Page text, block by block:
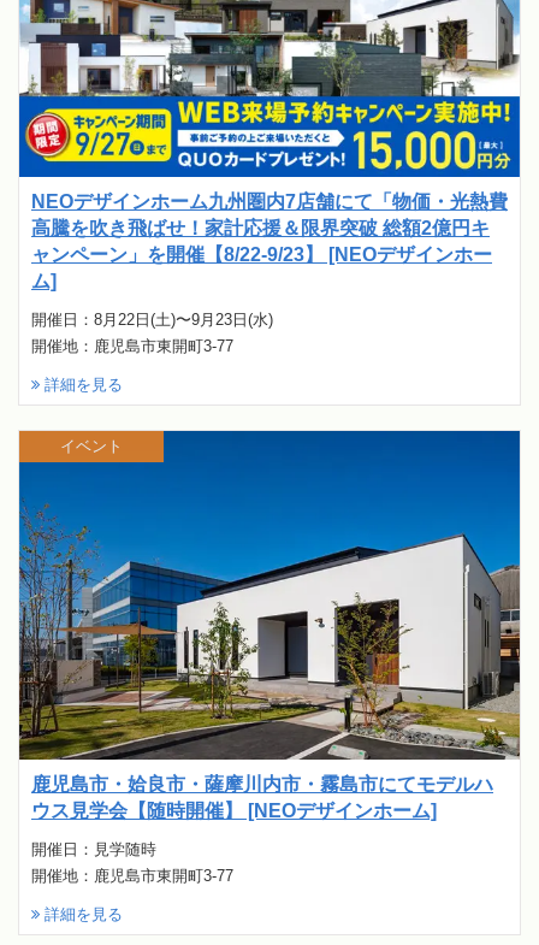
NEOデザインホーム九州圏内7店舗にて「物価・光熱費
高騰を吹き飛ばせ！家計応援＆限界突破 総額2億円キ
ャンペーン」を開催【8/22-9/23】 [NEOデザインホー
ム]
開催日：8月22日(土)〜9月23日(水)
開催地：鹿児島市東開町3-77
詳細を見る
鹿児島市・姶良市・薩摩川内市・霧島市にてモデルハ
ウス見学会【随時開催】 [NEOデザインホーム]
開催日：見学随時
開催地：鹿児島市東開町3-77
詳細を見る
イベント